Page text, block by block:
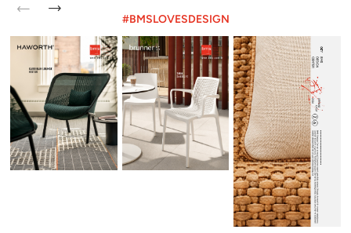
#BMSLOVESDESIGN